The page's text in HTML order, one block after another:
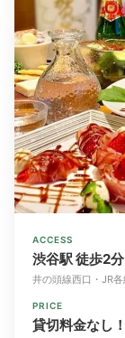
ACCESS
渋谷駅 徒歩2分
井の頭線西口・JR
PRICE
貸切料金なし！